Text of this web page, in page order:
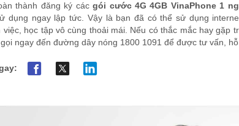
thành đăng ký cácgói cước 4G 4GB VinaPhone 1
dụng ngay lập tức. Vậy là bạn đã có thể sử dụng
việc, học tập vô cùng thoải mái. Nếu có thắc mắc hay gặp
ngay đến đường dây nóng 1800 1091 để được tư vấn,